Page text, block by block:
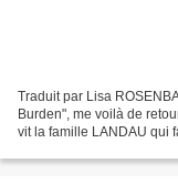
Traduit par Lisa
Burden", me voilà de
vit la famille LANDAU qui